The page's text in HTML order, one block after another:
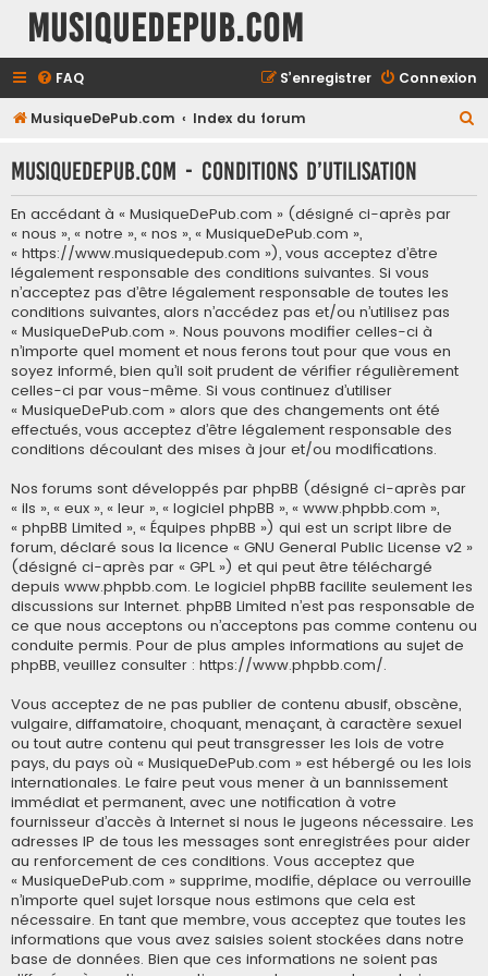
MusiqueDePub.com
FAQ Connexion
S’enregistrer
MusiqueDePub.com Index du forum
h
MusiqueDePub.com - Conditions d’utilisation
En accédant à « MusiqueDePub.com » (désigné ci-après par
« nous », « notre », « nos », « MusiqueDePub.com »,
« https://www.musiquedepub.com »), vous acceptez d’être
légalement responsable des conditions suivantes. Si vous
n’acceptez pas d’être légalement responsable de toutes les
conditions suivantes, alors n’accédez pas et/ou n’utilisez pas
« MusiqueDePub.com ». Nous pouvons modifier celles-ci à
n’importe quel moment et nous ferons tout pour que vous en
soyez informé, bien qu’il soit prudent de vérifier régulièrement
celles-ci par vous-même. Si vous continuez d’utiliser
« MusiqueDePub.com » alors que des changements ont été
effectués, vous acceptez d’être légalement responsable des
conditions découlant des mises à jour et/ou modifications.
Nos forums sont développés par phpBB (désigné ci-après par
« ils », « eux », « leur », « logiciel phpBB », « www.phpbb.com »,
« phpBB Limited », « Équipes phpBB ») qui est un script libre de
forum, déclaré sous la licence « GNU General Public License v2 »
(désigné ci-après par « GPL ») et qui peut être téléchargé
depuis www.phpbb.com. Le logiciel phpBB facilite seulement les
discussions sur Internet. phpBB Limited n’est pas responsable de
ce que nous acceptons ou n’acceptons pas comme contenu ou
conduite permis. Pour de plus amples informations au sujet de
phpBB, veuillez consulter : https://www.phpbb.com/.
Vous acceptez de ne pas publier de contenu abusif, obscène,
vulgaire, diffamatoire, choquant, menaçant, à caractère sexuel
ou tout autre contenu qui peut transgresser les lois de votre
pays, du pays où « MusiqueDePub.com » est hébergé ou les lois
internationales. Le faire peut vous mener à un bannissement
immédiat et permanent, avec une notification à votre
fournisseur d’accès à Internet si nous le jugeons nécessaire. Les
adresses IP de tous les messages sont enregistrées pour aider
au renforcement de ces conditions. Vous acceptez que
« MusiqueDePub.com » supprime, modifie, déplace ou verrouille
n’importe quel sujet lorsque nous estimons que cela est
nécessaire. En tant que membre, vous acceptez que toutes les
informations que vous avez saisies soient stockées dans notre
base de données. Bien que ces informations ne soient pas